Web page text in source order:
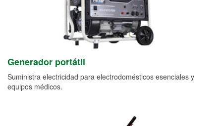
Generador portátil
Suministra electricidad para electrodomésticos esenciales y
equipos médicos.